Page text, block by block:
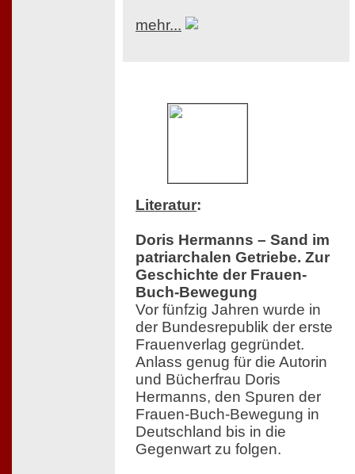
mehr...
Literatur:
Doris Hermanns – Sand im
patriarchalen Getriebe. Zur
Geschichte der Frauen-
Buch-Bewegung
Vor fünfzig Jahren wurde in
der Bundesrepublik der erste
Frauenverlag gegründet.
Anlass genug für die Autorin
und Bücherfrau Doris
Hermanns, den Spuren der
Frauen-Buch-Bewegung in
Deutschland bis in die
Gegenwart zu folgen.